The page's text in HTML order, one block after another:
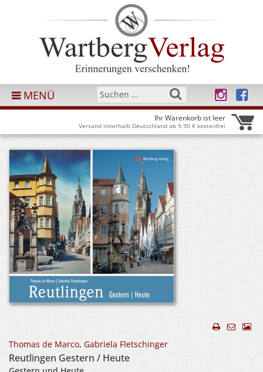
MENÜ
Ihr Warenkorb ist leer
Versand innerhalb Deutschland ab 9,90 € kostenfrei
Thomas de Marco, Gabriela Fletschinger
Reutlingen Gestern / Heute